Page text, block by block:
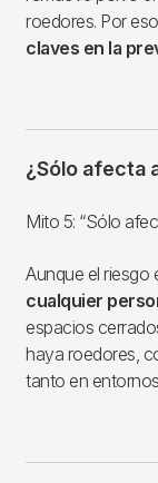
roedores. Por eso,
claves en la
¿Sólo afecta
Mito 5: “Sólo
Aunque el riesgo
cualquier
espacios
haya roedores,
tanto en